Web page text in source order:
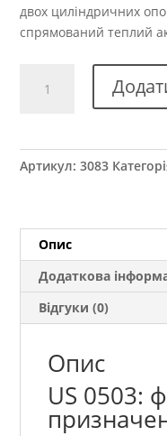
двох циліндричних
спрямований теплий
меблева
Артикул:3083
Опис
Додаткова
Відгуки (0)
Опис
US 0503: